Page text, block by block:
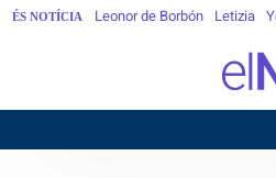
ÉS NOTÍCIA Leonor de Borbón Letizia